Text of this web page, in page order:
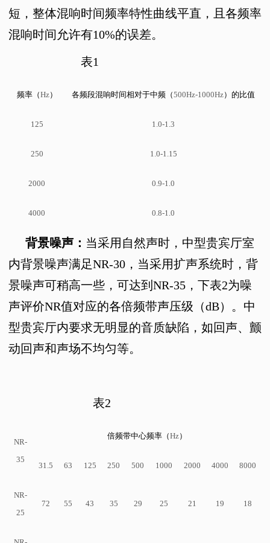
短，整体混响时间频率特性曲线平直，且各频率
混响时间允许有10%的误差。
表1
频率（Hz） 各频段混响时间相对于中频（500Hz-1000Hz）的比值
125 1.0-1.3
250 1.0-1.15
2000 0.9-1.0
4000 0.8-1.0
背景噪声： 当采用自然声时，中型贵宾厅室
内背景噪声满足NR-30，当采用扩声系统时，背
景噪声可稍高一些，可达到 NR-35，下表2为噪
声评价NR值对应的各倍频带声压级（dB）。中
型贵宾厅内要求无明显的音质缺陷，如回声、颤
动回声和声场不均匀等。
表2
NR-
35
倍频带中心频率（Hz）
31.5 63 125 250 500 1000 2000 4000 8000
NR-
25
72 55 43 35 29 25 21 19 18